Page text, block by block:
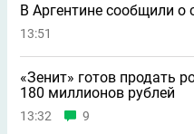
В Аргентине сообщили о
13:51
«Зенит» готов продать
180 миллионов рублей
13:32 9